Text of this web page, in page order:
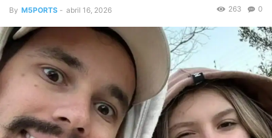
By M5PORTS - abril 16, 2026 0
263